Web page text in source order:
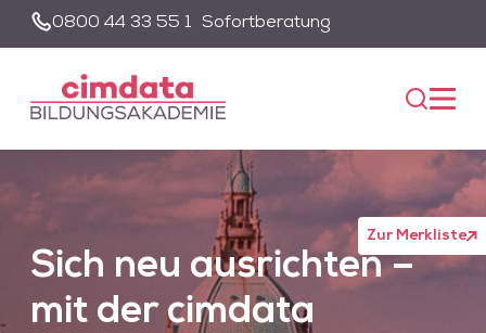
0800 44 33 55 1 Sofortberatung
Zur Merkliste
Unsere Suche wird von einem KI-gestützten Chatbot-System
der Datenschutzerklärung zustimmen und die entsprechenden
Cookies akzeptieren.
Alle akzeptieren
Sich neu ausrichten –
mit der cimdata